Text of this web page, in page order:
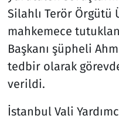
Silahlı Terör Örgütü
mahkemece
Başkanı şüpheli
tedbir olarak
verildi.
İstanbul Vali